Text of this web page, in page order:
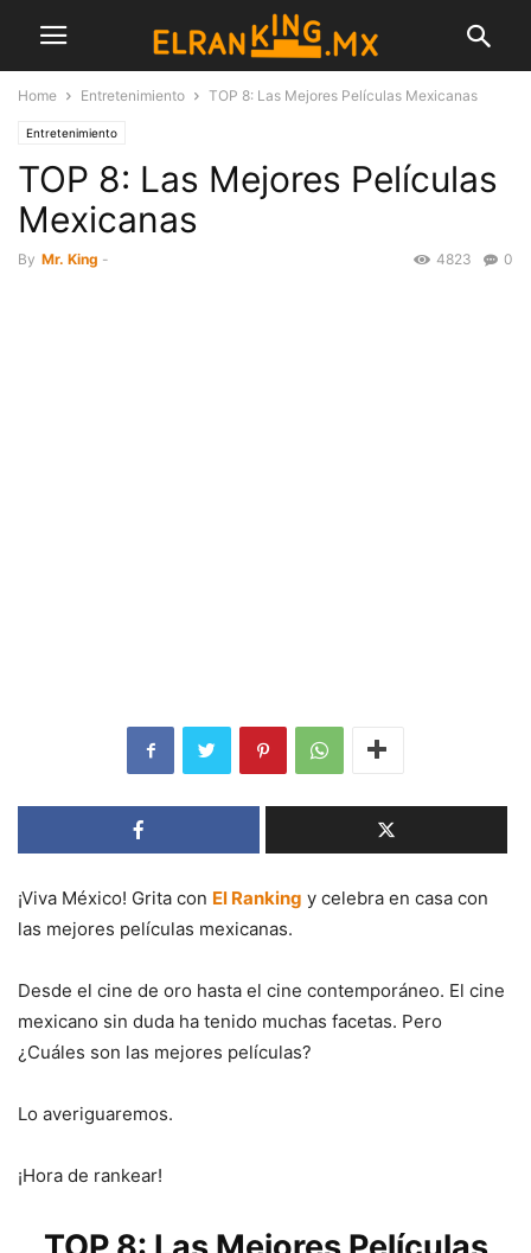
Home Entretenimiento TOP 8: Las Mejores Películas Mexicanas
Entretenimiento
TOP 8: Las Mejores Películas
Mexicanas
By Mr. King - 0
4823
¡Viva México! Grita con El Ranking y celebra en casa con
las mejores películas mexicanas.
Desde el cine de oro hasta el cine contemporáneo. El cine
mexicano sin duda ha tenido muchas facetas. Pero
¿Cuáles son las mejores películas?
Lo averiguaremos.
¡Hora de rankear!